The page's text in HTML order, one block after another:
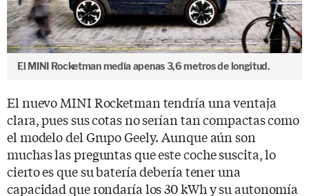
El MINI Rocketman medía apenas 3,6 metros de longitud.
El nuevo MINI Rocketman tendría una ventaja
clara, pues sus cotas no serían tan compactas como
el modelo del Grupo Geely. Aunque aún son
muchas las preguntas que este coche suscita, lo
cierto es que su batería debería tener una
capacidad que rondaría los 30 kWh y su autonomía